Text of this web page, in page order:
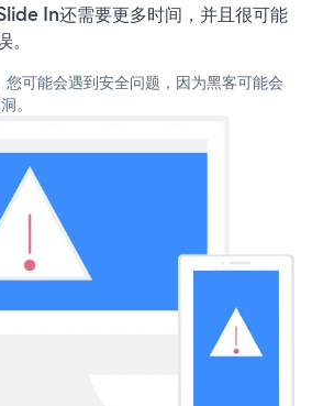
In还需要更多时间，并且很可能
可能会遇到安全问题，因为黑客可能会
。